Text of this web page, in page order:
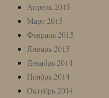
Апрель 2015
Март 2015
Февраль 2015
Январь 2015
Декабрь 2014
Ноябрь 2014
Октябрь 2014